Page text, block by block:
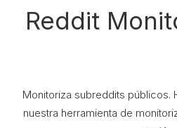
Reddit
Monitoriza subreddits públicos.
nuestra herramienta de